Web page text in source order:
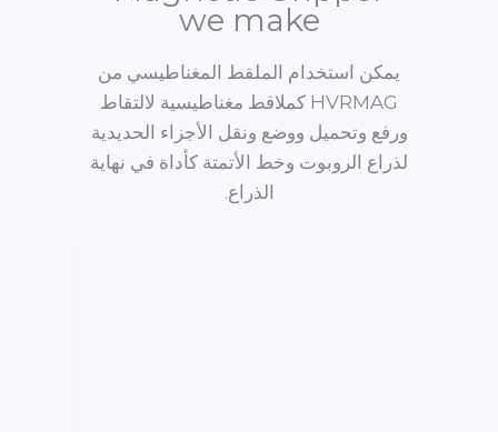
we make
يمكن استخدام الملقط المغناطيسي من
HVRMAG كملاقط مغناطيسية لالتقاط
ورفع وتحميل ووضع ونقل الأجزاء الحديدية
لذراع الروبوت وخط الأتمتة كأداة في نهاية
الذراع.